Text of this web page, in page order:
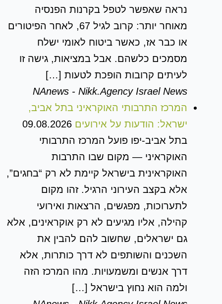
נראה שאפשר לטפל בקרנות הפנסיה
מאוחר יותר: קרוב לגיל 67, לאחר הפיטורים
או כבר אז, כאשר ביטוח לאומי ישלח
מסמכים כלשהם. אבל במציאות, גישה זו
לעיתים קרובות הופכת לטעות […]
NAnews - Nikk.Agency Israel News
המרכז התרבותי האוקראיני בתל אביב,
ישראל: הודעות על אירועים 09.08.2026
בתל אביב-יפו פועל המרכז התרבותי
האוקראיני — מקום שבו התרבות
האוקראינית בישראל קיימת לא רק “בחגים”,
אלא בקצב העירוני הרגיל. זהו מקום
לתערוכות, מפגשים, הרצאות ואירועי
קהילה, אליו מגיעים לא רק אוקראינים, אלא
גם ישראלים, שחשוב להם להבין את
השכנים והשותפים לא דרך כותרות, אלא
דרך אנשים ומשמעויות. מהו המרכז הזה
ולמה הוא נחוץ בישראל […]